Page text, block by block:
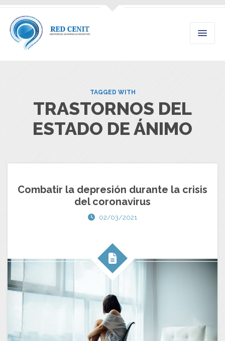
TAGGED WITH
TRASTORNOS DEL
ESTADO DE ÁNIMO
Combatir la depresión durante la crisis
del coronavirus
02/03/2021